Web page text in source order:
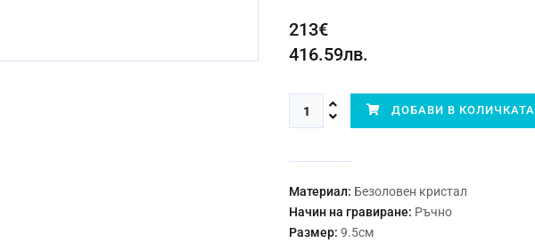
213€
416.59лв.
ДОБАВИ В КОЛИЧКАТА
Материал: Безоловен кристал
Начин на гравиране: Ръчно
Размер: 9.5см